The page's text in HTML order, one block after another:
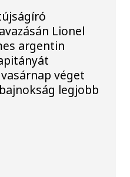
Lionel
argentin
véget
legjobb